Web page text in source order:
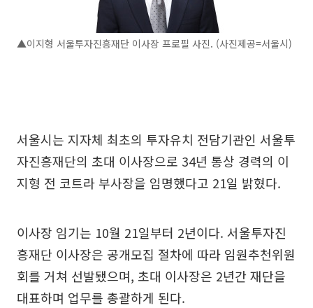
▲이지형 서울투자진흥재단 이사장 프로필 사진. (사진제공=서울시)
서울시는 지자체 최초의 투자유치 전담기관인 서울투
자진흥재단의 초대 이사장으로 34년 통상 경력의 이
지형 전 코트라 부사장을 임명했다고 21일 밝혔다.
이사장 임기는 10월 21일부터 2년이다. 서울투자진
흥재단 이사장은 공개모집 절차에 따라 임원추천위원
회를 거쳐 선발됐으며, 초대 이사장은 2년간 재단을
대표하며 업무를 총괄하게 된다.